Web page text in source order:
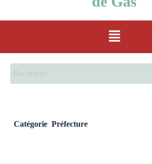
Catégorie Préfecture